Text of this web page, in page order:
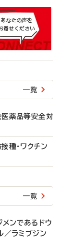
一覧
薬品等安全対
種・ワクチン
一覧
メンであるドウ
／ラミブジン